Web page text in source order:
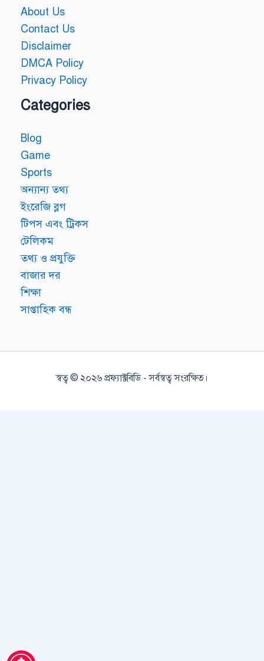
About Us
Contact Us
Disclaimer
DMCA Policy
Privacy Policy
Categories
Blog
Game
Sports
অন্যান্য তথ্য
ইংরেজি ব্লগ
টিপস এবং ট্রিকস
টেলিকম
তথ্য ও প্রযুক্তি
বাজার দর
শিক্ষা
সাপ্তাহিক বন্ধ
স্বত্ব © ২০২৬ প্রফ্যাক্টবিডি - সর্বস্বত্ব সংরক্ষিত।